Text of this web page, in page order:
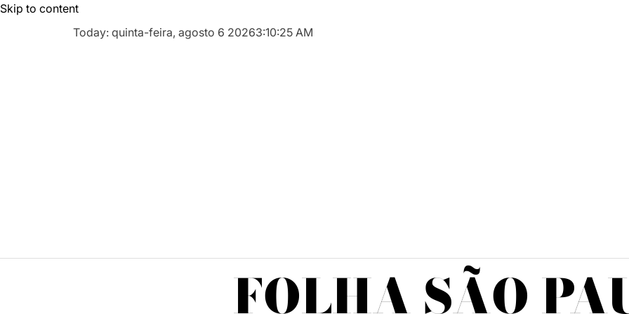
Skip to content
Today: quinta-feira, agosto 6 20263:10:26 AM
FOLHA SÃO